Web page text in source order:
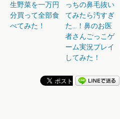
生野菜を一万円
分買って全部食
べてみた！
っちの鼻毛抜い
てみたら汚すぎ
た…！鼻のお医
者さんごっこゲ
ーム実況プレイ
してみた！